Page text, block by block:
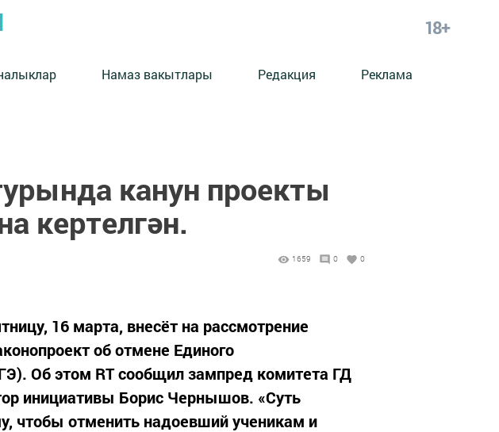
18+
Намаз вакытлары Редакция Реклама
канун проекты
кертелгән.
1659 0 0
16 марта, внесёт на рассмотрение
об отмене Единого
Об этом RT сообщил зампред комитета ГД
инициативы Борис Чернышов. «Суть
чтобы отменить надоевший ученикам и